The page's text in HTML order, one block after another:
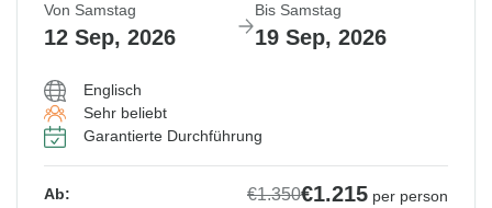
Von Samstag
12 Sep, 2026
Bis Samstag
19 Sep, 2026
Englisch
Sehr beliebt
Garantierte Durchführung
Ab: €1.350€1.215 per person